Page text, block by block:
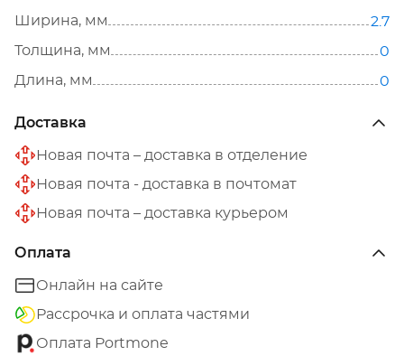
Ширина, мм
2.7
Толщина, мм
0
Длина, мм
0
Доставка
Новая почта – доставка в отделение
Новая почта - доставка в почтомат
Новая почта – доставка курьером
Оплата
Онлайн на сайте
Рассрочка и оплата частями
Оплата Portmone